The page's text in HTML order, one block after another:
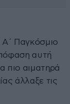
Α΄ Παγκόσμιο
αυτή
πιο αιματηρά
άλλαξε τις